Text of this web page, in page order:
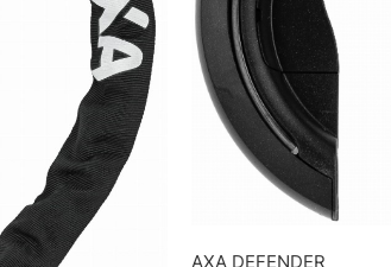
AXA DEFENDER